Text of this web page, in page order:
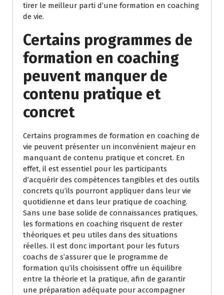
tirer le meilleur parti d’une formation en coaching
de vie.
Certains programmes de
formation en coaching
peuvent manquer de
contenu pratique et
concret
Certains programmes de formation en coaching de
vie peuvent présenter un inconvénient majeur en
manquant de contenu pratique et concret. En
effet, il est essentiel pour les participants
d’acquérir des compétences tangibles et des outils
concrets qu’ils pourront appliquer dans leur vie
quotidienne et dans leur pratique de coaching.
Sans une base solide de connaissances pratiques,
les formations en coaching risquent de rester
théoriques et peu utiles dans des situations
réelles. Il est donc important pour les futurs
coachs de s’assurer que le programme de
formation qu’ils choisissent offre un équilibre
entre la théorie et la pratique, afin de garantir
une préparation adéquate pour accompagner